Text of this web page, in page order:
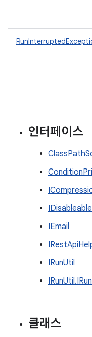
인터페이스
IDisableable
IEmail
IRunUtil
클래스